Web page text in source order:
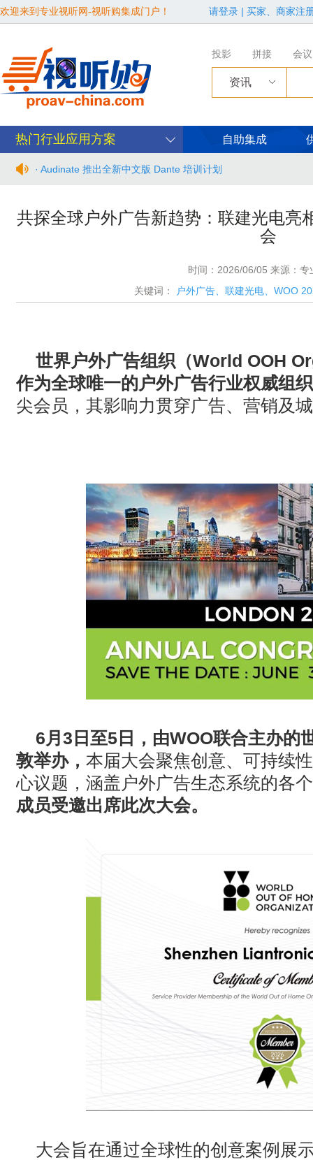
欢迎来到专业视听网-视听购集成门户！ 请登录 | 买家、商家注
投影 拼接 会议
资讯
热门行业应用方案 自助集成
· Audinate 推出全新中文版 Dante 培训计划
· 从“看见全貌”到“身心共感” | “壁彩京华”第三场展览在松下安恒
· 年度必赴约！9月15-17日，闻信第28届广告新科技上海秋交
· 面对不断升级的文旅亮化市场，你拿什么参与竞争？
· Extron 七月新闻集锦
· 松下投影机赋能LYMB.iO的MultiBall系统，打造新一代体育与
共探全球户外广告新趋势：联建光电亮
会
时间：2026/06/05 来源：专
关键词：
户外广告、联建光电、WOO
世界户外广告组织（World OOH
作为全球唯一的户外广告行业权威组
尖会员，其影响力贯穿广告、营销及
6月3日至5日，由WOO联合主办的
敦举办， 本届大会聚焦创意、可持续
心议题，涵盖户外广告生态系统的各
成员受邀出席此次大会。
大会旨在通过全球性的创意案例展